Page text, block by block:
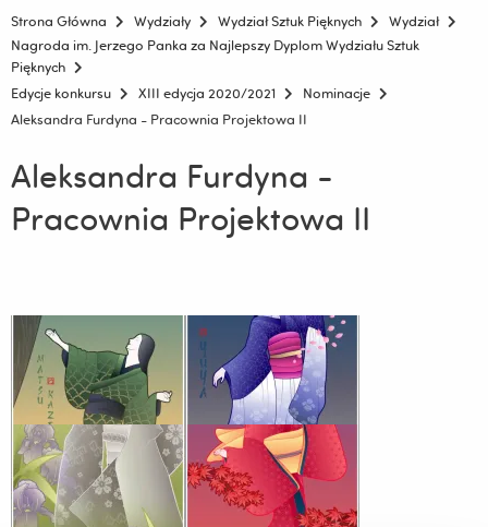
Strona Główna Wydziały Wydział Sztuk Pięknych
Wydział
Nagroda im. Jerzego Panka za Najlepszy Dyplom Wydziału Sztuk
Pięknych
Edycje konkursu
XIII edycja 2020/2021
Nominacje
Aleksandra Furdyna - Pracownia Projektowa II
Aleksandra Furdyna -
Pracownia Projektowa II